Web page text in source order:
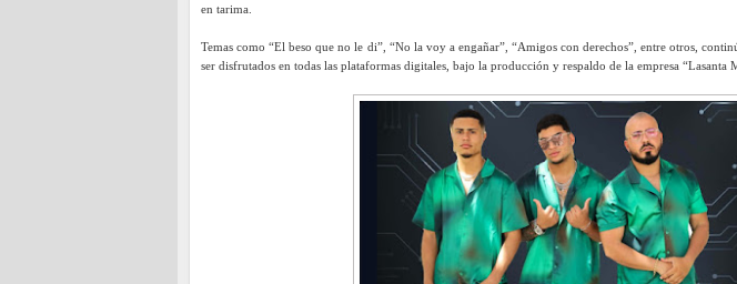
en tarima.
Temas como “El beso que no le di”, “No la voy a engañar”, “Amigos con derechos”, entre otros,
ser disfrutados en todas las plataformas digitales, bajo la producción y respaldo de la empresa “Lasanta